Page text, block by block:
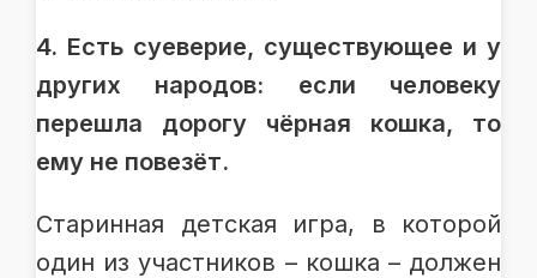
4. Есть суеверие, существующее и у
других народов: если человеку
перешла дорогу чёрная кошка, то
ему не повезёт.
Старинная детская игра, в которой
один из участников – кошка – должен